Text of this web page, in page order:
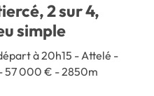
2 sur 4,
simple
à 20h15 - Attelé -
57 000 € - 2850m